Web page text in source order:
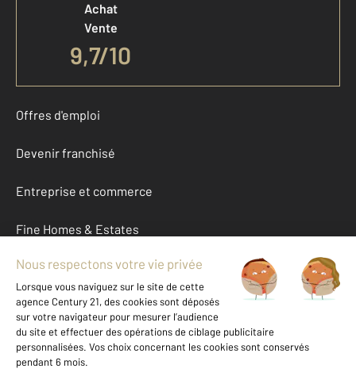
Achat
Vente
9,7/10
Offres d'emploi
Devenir franchisé
Entreprise et commerce
Fine Homes & Estates
À propos
International
Nous contacter